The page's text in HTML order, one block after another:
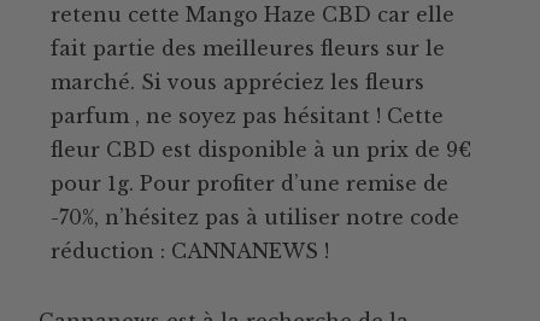
retenu cette Mango Haze CBD car elle
fait partie des meilleures fleurs sur le
marché. Si vous appréciez les fleurs
parfum , ne soyez pas hésitant ! Cette
fleur CBD est disponible à un prix de 9€
pour 1g. Pour profiter d’une remise de
-70%, n’hésitez pas à utiliser notre code
réduction : CANNANEWS !